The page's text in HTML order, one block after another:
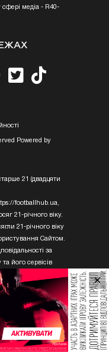
сфері медіа - R40-
Powered by
21 (двадцяти
footballhub.ua,
21-річного віку.
21-річного віку
Сайтом.
за
його сервісів
річного віку.
сайті, не можуть
без письмового
ЮКРЕЙН.
×